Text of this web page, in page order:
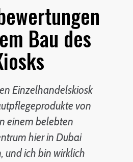
Bau des
Einzelhandelskiosk
von
einem belebten
hier in Dubai
und ich bin wirklich